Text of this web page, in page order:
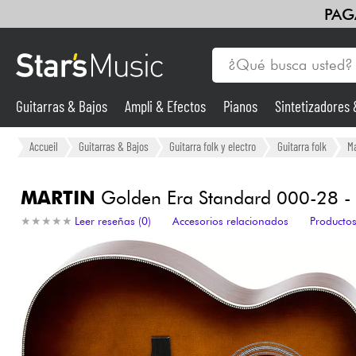
Guitarras & Bajos
Sintetizadores & samplers
Luces
Violines y cuarteto
Guitarras & Bajos Ampli & Efectos Pianos Sintetizadores
Accueil Guitarras & Bajos Guitarra folk y electro Guitarra folk
MARTIN Golden Era Standard 000-28
★ ★ ★ ★ ★
★ ★ ★ ★ ★ Leer reseñas (0) Accesorios relacionados